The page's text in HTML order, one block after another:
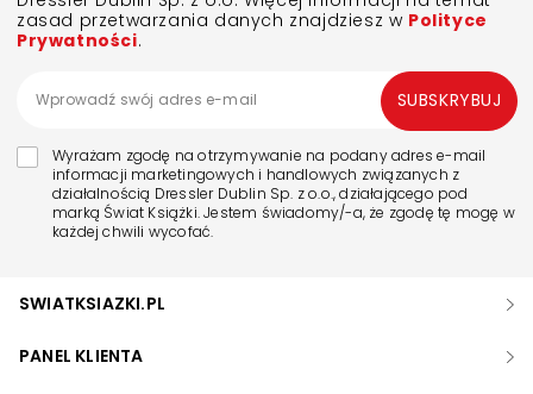
zasad przetwarzania danych znajdziesz w Polityce
Prywatności.
Wyrażam zgodę na otrzymywanie na podany adres e-mail
informacji marketingowych i handlowych związanych z
działalnością Dressler Dublin Sp. z o.o., działającego pod
marką Świat Książki. Jestem świadomy/-a, że zgodę tę mogę w
każdej chwili wycofać.
SUBSKRYBUJ
SWIATKSIAZKI.PL
PANEL KLIENTA